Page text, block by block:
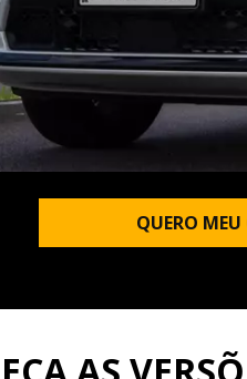
QUERO